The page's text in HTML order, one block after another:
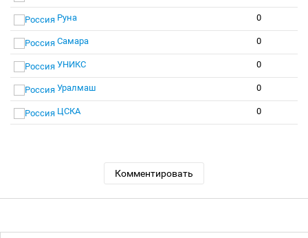
Руна 0
Самара 0
УНИКС 0
Уралмаш 0
ЦСКА 0
Комментировать